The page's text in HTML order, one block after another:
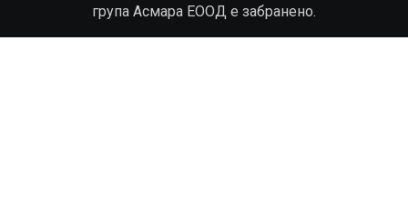
група Асмара ЕООД е забранено.